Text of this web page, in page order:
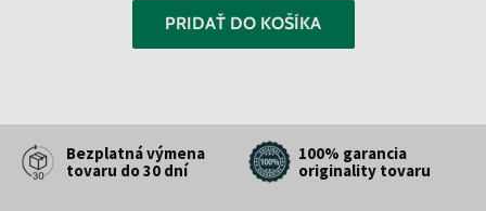
PRIDAŤ DO KOŠÍKA
Bezplatná výmena
tovaru do 30 dní
100% garancia
originality tovaru